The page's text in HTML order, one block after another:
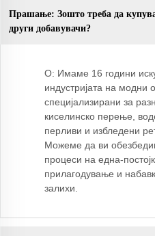
Прашање: Зошто треба да
други добавувачи?
О: Имаме 16 години
индустријата на модни
специјализирани за
киселинско перење,
перливи и избледени
Можеме да ви
процеси на една-
прилагодување и
залихи.